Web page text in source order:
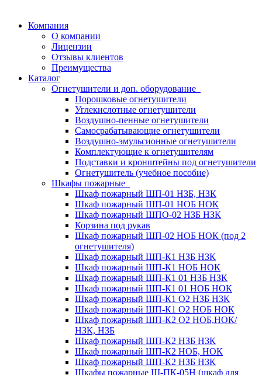
Компания
О компании
Лицензии
Отзывы клиентов
Преимущества
Каталог
Огнетушители и доп. оборудование
Порошковые огнетушители
Углекислотные огнетушители
Воздушно-пенные огнетушители
Самосрабатывающие огнетушители
Воздушно-эмульсионные огнетушители
Комплектующие к огнетушителям
Подставки и кронштейны под огнетушители
Огнетушитель (учебное пособие)
Шкафы пожарные
Шкаф пожарный ШП-01 НЗБ, НЗК
Шкаф пожарный ШП-01 НОБ НОК
Шкаф пожарный ШПО-02 НЗБ НЗК
Корзина под рукав
Шкаф пожарный ШП-02 НОБ НОК (под 2
огнетушителя)
Шкаф пожарный ШП-К1 НЗБ НЗК
Шкаф пожарный ШП-К1 НОБ НОК
Шкаф пожарный ШП-К1 01 НЗБ НЗК
Шкаф пожарный ШП-К1 01 НОБ НОК
Шкаф пожарный ШП-К1 О2 НЗБ НЗК
Шкаф пожарный ШП-К1 О2 НОБ НОК
Шкаф пожарный ШП-К2 О2 НОБ,НОК/
НЗК, НЗБ
Шкаф пожарный ШП-К2 НЗБ НЗК
Шкаф пожарный ШП-К2 НОБ, НОК
Шкаф пожарный ШП-К2 НЗБ НЗК
Шкафы пожарные Ш-ПК-05Н (шкаф для